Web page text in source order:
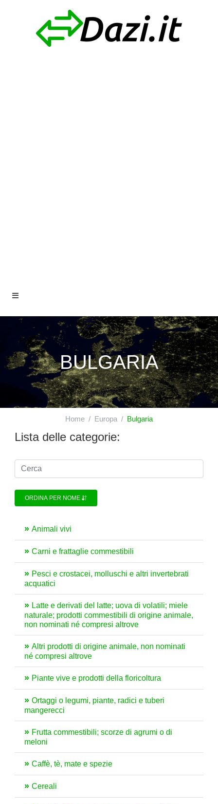
BULGARIA
Home Europa Bulgaria
Lista delle categorie:
ORDINA PER NOME
Animali vivi
Carni e frattaglie commestibili
Pesci e crostacei, molluschi e altri invertebrati
acquatici
Latte e derivati del latte; uova di volatili; miele
naturale; prodotti commestibili di origine animale,
non nominati né compresi altrove
Altri prodotti di origine animale, non nominati
né compresi altrove
Piante vive e prodotti della floricoltura
Ortaggi o legumi, piante, radici e tuberi
mangerecci
Frutta commestibili; scorze di agrumi o di
meloni
Caffè, tè, mate e spezie
Cereali